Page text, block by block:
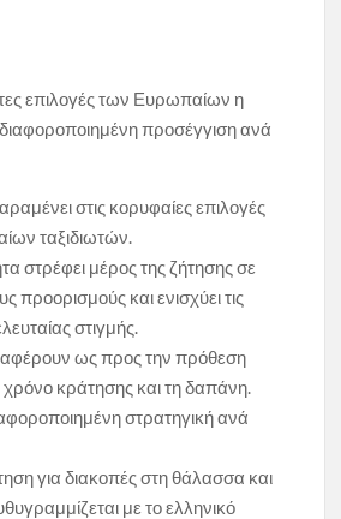
επιλογές των Ευρωπαίων η
προσέγγιση ανά
στις κορυφαίες επιλογές
ταξιδιωτών.
στρέφει μέρος της ζήτησης σε
προορισμούς και ενισχύει τις
στιγμής.
ως προς την πρόθεση
χρόνο κράτησης και τη δαπάνη.
στρατηγική ανά
για διακοπές στη θάλασσα και
με το ελληνικό